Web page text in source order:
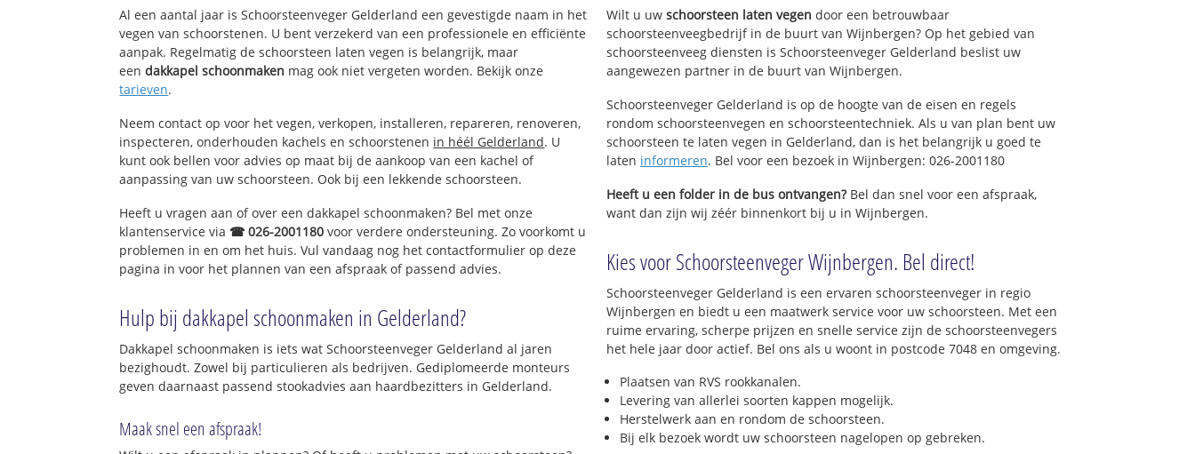
Al een aantal jaar is Schoorsteenveger Gelderland een gevestigde naam in het
vegen van schoorstenen. U bent verzekerd van een professionele en efficiënte
aanpak. Regelmatig de schoorsteen laten vegen is belangrijk, maar
eendakkapel schoonmaken mag ook niet vergeten worden. Bekijk onze
tarieven.
Neem contact op voor het vegen, verkopen, installeren, repareren, renoveren,
inspecteren, onderhouden kachels en schoorstenen in héél Gelderland. U
kunt ook bellen voor advies op maat bij de aankoop van een kachel of
aanpassing van uw schoorsteen. Ook bij een lekkende schoorsteen.
Heeft u vragen aan of over een dakkapel schoonmaken? Bel met onze
klantenservice via ☎ 026-2001180 voor verdere ondersteuning. Zo voorkomt u
problemen in en om het huis. Vul vandaag nog het contactformulier op deze
pagina in voor het plannen van een afspraak of passend advies.
Hulp bij dakkapel schoonmaken in Gelderland?
Dakkapel schoonmaken is iets wat Schoorsteenveger Gelderland al jaren
bezighoudt. Zowel bij particulieren als bedrijven. Gediplomeerde monteurs
geven daarnaast passend stookadvies aan haardbezitters in Gelderland.
Maak snel een afspraak!
Wilt u uw schoorsteen laten vegen door een betrouwbaar
schoorsteenveegbedrijf in de buurt van Wijnbergen? Op het gebied van
schoorsteenveeg diensten is Schoorsteenveger Gelderland beslist uw
aangewezen partner in de buurt van Wijnbergen.
Schoorsteenveger Gelderland is op de hoogte van de eisen en regels
rondom schoorsteenvegen en schoorsteentechniek. Als u van plan bent uw
schoorsteen te laten vegen in Gelderland, dan is het belangrijk u goed te
laten informeren. Bel voor een bezoek in Wijnbergen: 026-2001180
Heeft u een folder in de bus ontvangen?Bel dan snel voor een afspraak,
want dan zijn wij zéér binnenkort bij u in Wijnbergen.
Kies voor Schoorsteenveger Wijnbergen. Bel direct!
Schoorsteenveger Gelderland is een ervaren schoorsteenveger in regio
Wijnbergen en biedt u een maatwerk service voor uw schoorsteen. Met een
ruime ervaring, scherpe prijzen en snelle service zijn de schoorsteenvegers
het hele jaar door actief. Bel ons als u woont in postcode 7048 en omgeving.
Plaatsen van RVS rookkanalen.
Levering van allerlei soorten kappen mogelijk.
Herstelwerk aan en rondom de schoorsteen.
Bij elk bezoek wordt uw schoorsteen nagelopen op gebreken.